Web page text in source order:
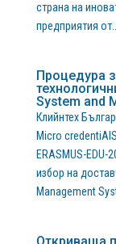
страна на
предприятия от...
Процедура
System and
Клийнтех
Micro
ERASMUS-EDU-
избор на
Management